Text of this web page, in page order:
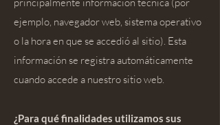
ejemplo, navegador web, sistema operativo
o la hora en que se accedió al sitio). Esta
información se registra automáticamente
cuando accede a nuestro sitio web.
¿Para qué finalidades utilizamos sus